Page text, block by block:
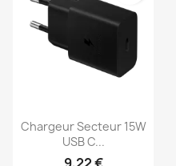
Aperçu rapide
Chargeur Secteur 15W
USB C...